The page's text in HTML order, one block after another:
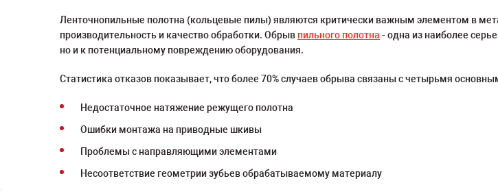
Ленточнопильные полотна (кольцевые пилы) являются критически важным элементом в
производительность и качество обработки. Обрыв пильного полотна - одна из наиболее
но и к потенциальному повреждению оборудования.
Статистика отказов показывает, что более 70% случаев обрыва связаны с четырьмя
Недостаточное натяжение режущего полотна
Ошибки монтажа на приводные шкивы
Проблемы с направляющими элементами
Несоответствие геометрии зубьев обрабатываемому материалу